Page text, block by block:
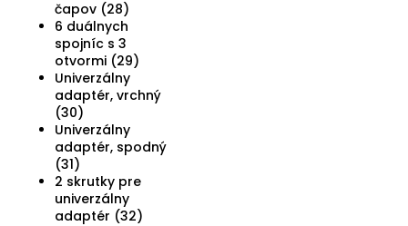
čapov (28)
6 duálnych
spojníc s 3
otvormi (29)
Univerzálny
adaptér, vrchný
(30)
Univerzálny
adaptér, spodný
(31)
2 skrutky pre
univerzálny
adaptér (32)